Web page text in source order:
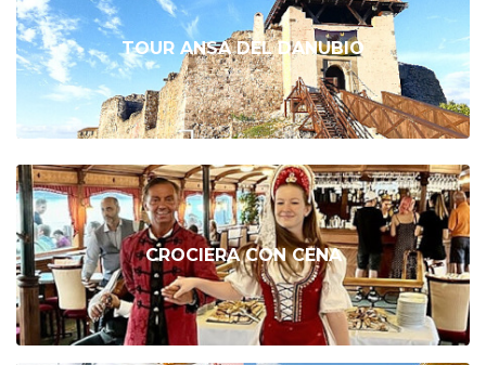
TOUR ANSA DEL DANUBIO
CROCIERA CON CENA